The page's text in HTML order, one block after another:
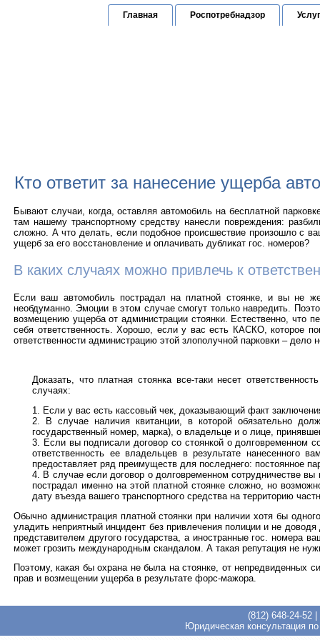
Главная Роспотребнадзор
Кто ответит за нанесение ущерба
Бывают случаи, когда, оставляя автомобиль на бесплатной
там нашему транспортному средству нанесли повреждения:
сложно. А что делать, если подобное происшествие произошло с
ущерб за его восстановление и оплачивать дубликат гос. номеров?
В каких случаях можно привлечь к
Если ваш автомобиль пострадал на платной стоянке, и вы не
необдуманно. Эмоции в этом случае смогут только навредить.
возмещению ущерба от администрации стоянки. Естественно, что
себя ответственность. Хорошо, если у вас есть КАСКО, которое
ответственности администрацию этой злополучной парковки –
Доказать, что платная стоянка все-таки несет
случаях:
Если у вас есть кассовый чек, доказывающий факт
В случае наличия квитанции, в которой обязательно
государственный номер, марка), о владельце и о лице,
Если вы подписали договор со стоянкой о долговременном
ответственность ее владельцев в результате нанесенного
предоставляет ряд преимуществ для последнего: постоянное
В случае если договор о долговременном сотрудничестве
пострадал именно на этой платной стоянке сложно, но
дату въезда вашего транспортного средства на территорию
Обычно администрация платной стоянки при наличии хотя бы
уладить неприятный инцидент без привлечения полиции и не
представителем другого государства, а иностранные гос. номера
может грозить международным скандалом. А такая репутация не
Поэтому, какая бы охрана не была на стоянке, от непредвиденных
прав и возмещении ущерба в результате форс-мажора.
(812) 648-24-52
Юридическая консультация